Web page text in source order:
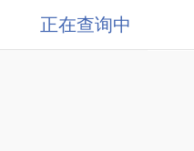
正在查询中